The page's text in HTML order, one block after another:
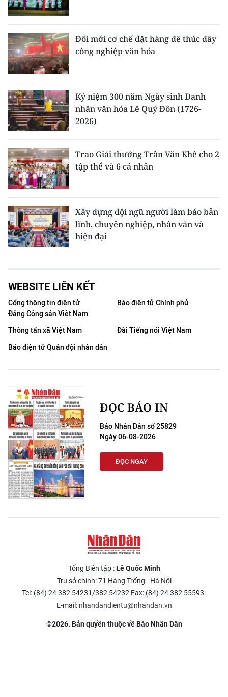
Đổi mới cơ chế đặt hàng để thúc đẩy
công nghiệp văn hóa
Kỷ niệm 300 năm Ngày sinh Danh
nhân văn hóa Lê Quý Đôn (1726-
2026)
Trao Giải thưởng Trần Văn Khê cho 2
tập thể và 6 cá nhân
Xây dựng đội ngũ người làm báo bản
lĩnh, chuyên nghiệp, nhân văn và
hiện đại
WEBSITE LIÊN KẾT
Cổng thông tin điện tử
Đảng Cộng sản Việt Nam
Báo điện tử Chính phủ
Thông tấn xã Việt Nam
Đài Tiếng nói Việt Nam
Báo điện tử Quân đội nhân dân
ĐỌC BÁO IN
Báo Nhân Dân số 25829
Ngày 06-08-2026
ĐỌC NGAY
Tổng Biên tập :Lê Quốc Minh
Trụ sở chính: 71 Hàng Trống - Hà Nội
Tel: (84) 24 382 54231/382 54232 Fax: (84) 24 382 55593.
E-mail: nhandandientu@nhandan.vn
©2026. Bản quyền thuộc về Báo Nhân Dân